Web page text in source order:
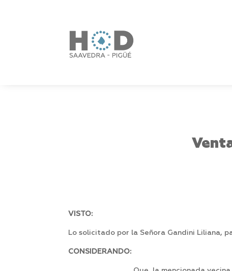
VISTO:
Lo solicitado por la Señora Gandini Liliana,
CONSIDERANDO: